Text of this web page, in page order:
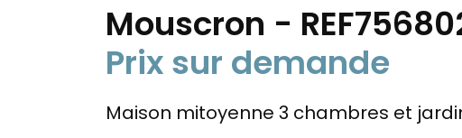
Mouscron -
Prix sur demande
Maison mitoyenne 3 chambres et